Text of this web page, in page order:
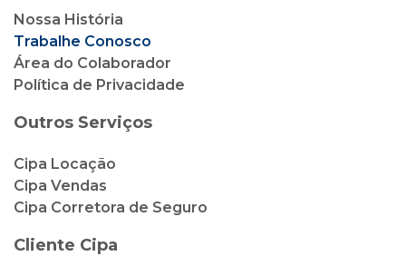
Nossa História
Trabalhe Conosco
Área do Colaborador
Política de Privacidade
Outros Serviços
Cipa Locação
Cipa Vendas
Cipa Corretora de Seguro
Cliente Cipa